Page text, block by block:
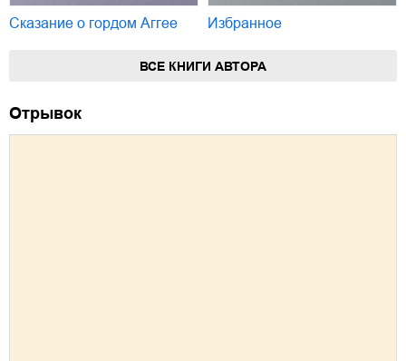
Сказание о гордом Аггее Избранное
ВСЕ КНИГИ АВТОРА
Отрывок